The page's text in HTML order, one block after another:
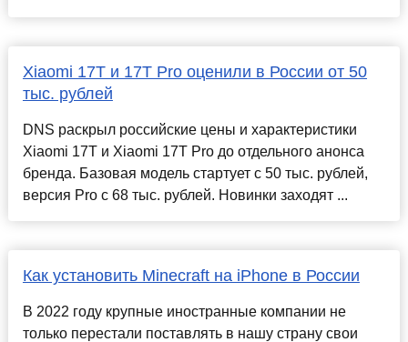
Xiaomi 17T и 17T Pro оценили в России от 50
тыс. рублей
DNS раскрыл российские цены и характеристики
Xiaomi 17T и Xiaomi 17T Pro до отдельного анонса
бренда. Базовая модель стартует с 50 тыс. рублей,
версия Pro с 68 тыс. рублей. Новинки заходят ...
Как установить Minecraft на iPhone в России
В 2022 году крупные иностранные компании не
только перестали поставлять в нашу страну свои